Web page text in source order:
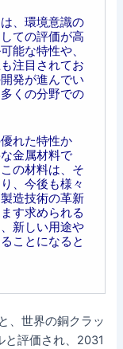
、環境意識の
ての評価が高
能な特性や、
注目されてお
発が進んでい
くの分野での
れた特性か
金属材料で
の材料は、そ
、今後も様々
造技術の革新
す求められる
新しい用途や
ことになると
、世界の銅クラッ
と評価され、2031